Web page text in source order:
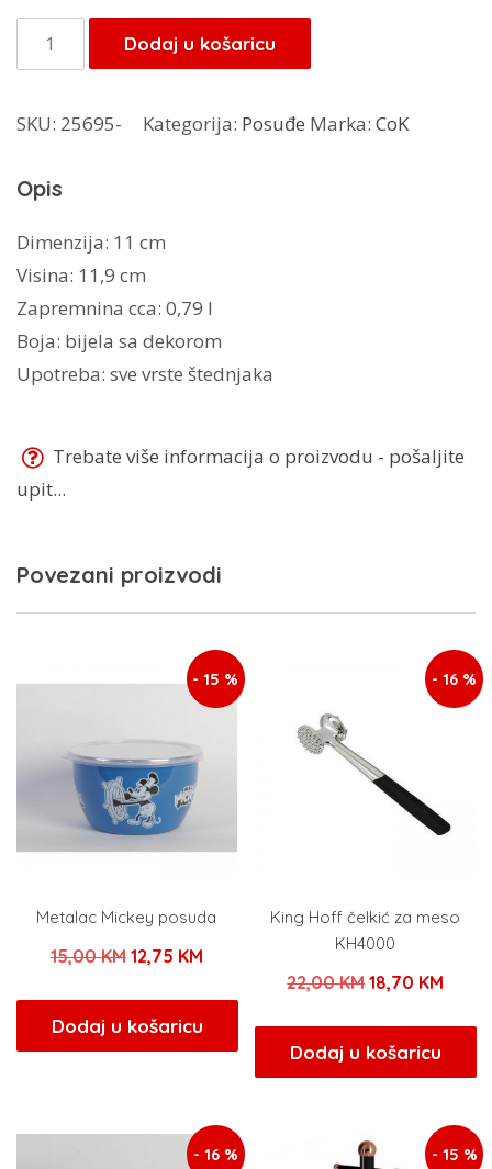
je:
19,00 KM.
16,15 KM.
Love
Bird
džezva
količina
Dodaj u košaricu
SKU: 25695- Kategorija: Posuđe Marka: CoK
Opis
Dimenzija: 11 cm
Visina: 11,9 cm
Zapremnina cca: 0,79 l
Boja: bijela sa dekorom
Upotreba: sve vrste štednjaka
Trebate više informacija o proizvodu - pošaljite
upit...
Povezani proizvodi
- 15 %
Metalac Mickey posuda
15,00KM Izvorna
bila
je:
12,75 KMTrenutna
je:
12,75 KM.
Dodaj u košaricu
- 16 %
King Hoff čelkić za meso
KH4000
22,00KMIzvorna
bila
je:
18,70 KM
18,70
Dodaj u košaricu
- 16 % - 15 %